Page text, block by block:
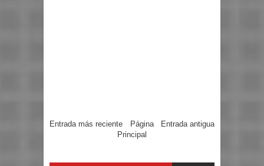
Entrada más reciente Entrada antigua
Página
Principal